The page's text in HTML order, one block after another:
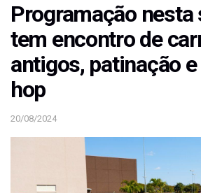
Programação nesta
tem encontro de
antigos, patinação
hop
20/08/2024